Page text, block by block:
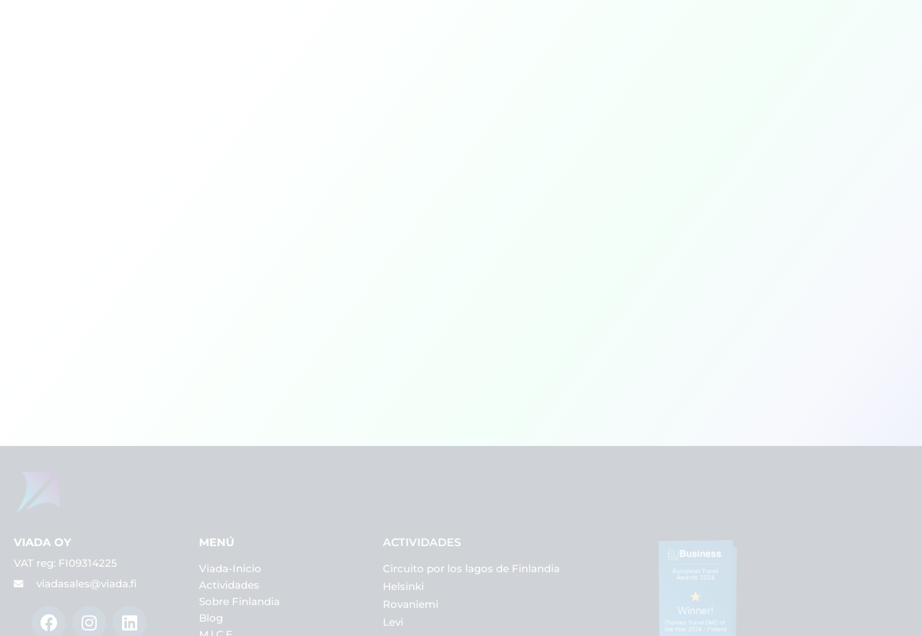
VIADA OY
VAT reg: FI09314225
viadasales@viada.fi
F
a
I
n
L
i
W
h
MENÚ
Viada-Inicio
Actividades
Sobre Finlandia
Blog
ACTIVIDADES
Circuito por los lagos de Finlandia
Helsinki
Rovaniemi
Levi